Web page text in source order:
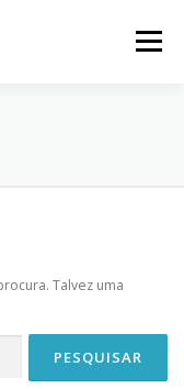
Menu
Talvez uma